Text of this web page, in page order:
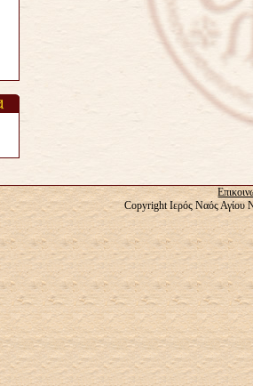
Copyright Ιερός Ναός Αγίου